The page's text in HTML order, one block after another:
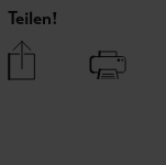
Teilen!